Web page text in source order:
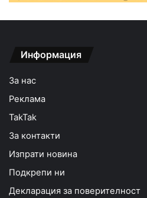
Информация
За нас
Реклама
TakTak
За контакти
Изпрати новина
Подкрепи ни
Декларация за поверителност